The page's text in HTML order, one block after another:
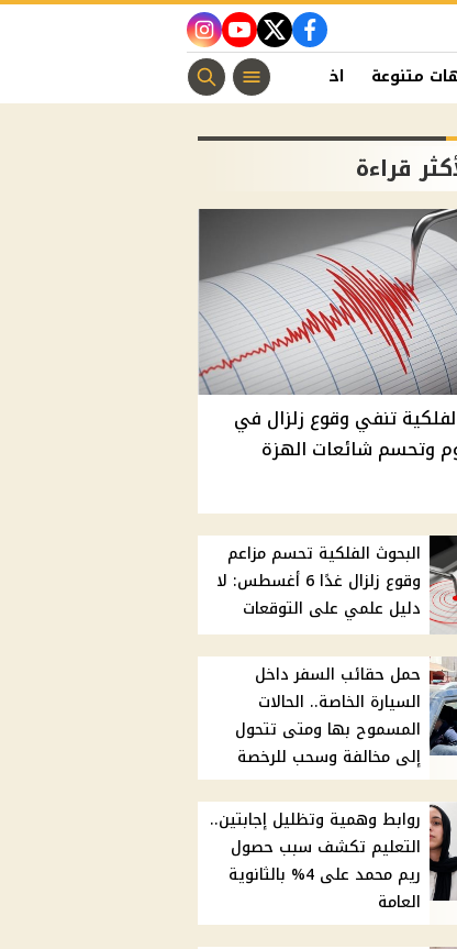
facebook
twitter
youtube
instagram
متنوعة اخبار الفن منوعات مسيحية
قراءة
تنفي وقوع زلزال في
وتحسم شائعات الهزة
البحوث الفلكية تحسم مزاعم
وقوع زلزال غدًا 6 أغسطس: لا
دليل علمي على التوقعات
حمل حقائب السفر داخل
السيارة الخاصة.. الحالات
المسموح بها ومتى تتحول
إلى مخالفة وسحب للرخصة
روابط وهمية وتظليل إجابتين..
التعليم تكشف سبب حصول
ريم محمد على 4% بالثانوية
العامة